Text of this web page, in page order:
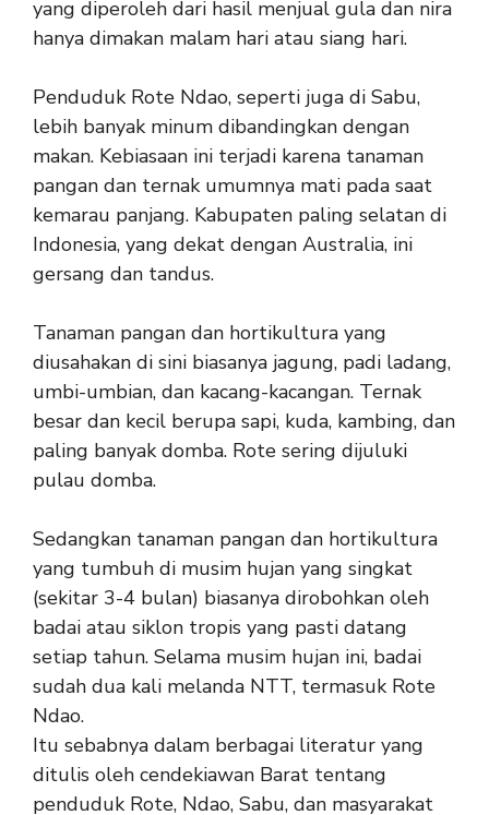
yang diperoleh dari hasil menjual gula dan nira
hanya dimakan malam hari atau siang hari.
Penduduk Rote Ndao, seperti juga di Sabu,
lebih banyak minum dibandingkan dengan
makan. Kebiasaan ini terjadi karena tanaman
pangan dan ternak umumnya mati pada saat
kemarau panjang. Kabupaten paling selatan di
Indonesia, yang dekat dengan Australia, ini
gersang dan tandus.
Tanaman pangan dan hortikultura yang
diusahakan di sini biasanya jagung, padi ladang,
umbi-umbian, dan kacang-kacangan. Ternak
besar dan kecil berupa sapi, kuda, kambing, dan
paling banyak domba. Rote sering dijuluki
pulau domba.
Sedangkan tanaman pangan dan hortikultura
yang tumbuh di musim hujan yang singkat
(sekitar 3-4 bulan) biasanya dirobohkan oleh
badai atau siklon tropis yang pasti datang
setiap tahun. Selama musim hujan ini, badai
sudah dua kali melanda NTT, termasuk Rote
Ndao.
Itu sebabnya dalam berbagai literatur yang
ditulis oleh cendekiawan Barat tentang
penduduk Rote, Ndao, Sabu, dan masyarakat